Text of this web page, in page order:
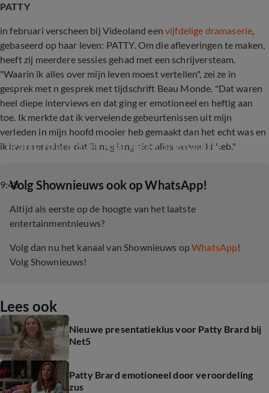
PATTY
in februari verscheen bij Videoland eenvijfdelige dramaserie,
gebaseerd op haar leven: PATTY. Om die afleveringen te maken,
heeft zij meerdere sessies gehad met een schrijversteam.
"Waarin ik alles over mijn leven moest vertellen", zei ze in
gesprek met n gesprek met tijdschrift Beau Monde. "Dat waren
heel diepe interviews en dat ging er emotioneel en heftig aan
toe. Ik merkte dat ik vervelende gebeurtenissen uit mijn
verleden in mijn hoofd mooier heb gemaakt dan het echt was en
ik kwam erachter dat ik nog lang niet alles verwerkt heb."
9:48
Patty Brard over haar eigen dramaserie
‎Volg Shownieuws ook op WhatsApp!
Altijd als eerste op de hoogte van het laatste
entertainmentnieuws?
Volg dan nu het kanaal van Shownieuws opWhatsApp!
Volg Shownieuws!
Lees ook
Nieuwe presentatieklus voor Patty Brard bij
Net5
Patty Brard emotioneel door veroordeling
zus